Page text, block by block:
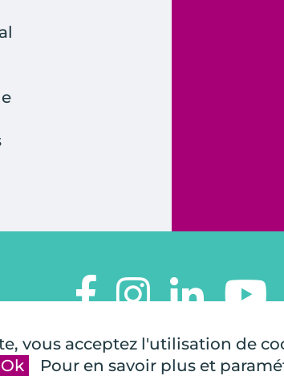
vous acceptez l'utilisation de
Ok Pour en savoir plus et
TOUTES À L'ÉCOLE
112, rue de Paris